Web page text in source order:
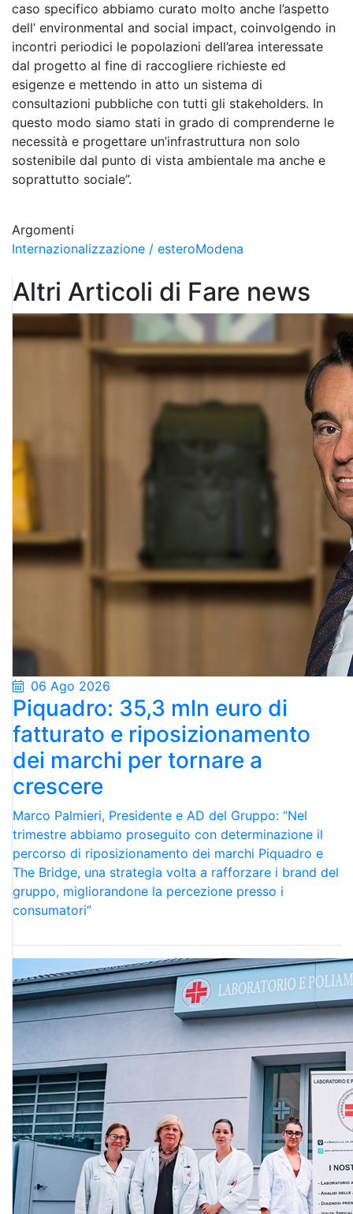
caso specifico abbiamo curato molto anche l’aspetto
dell’ environmental and social impact, coinvolgendo in
incontri periodici le popolazioni dell’area interessate
dal progetto al fine di raccogliere richieste ed
esigenze e mettendo in atto un sistema di
consultazioni pubbliche con tutti gli stakeholders. In
questo modo siamo stati in grado di comprenderne le
necessità e progettare un’infrastruttura non solo
sostenibile dal punto di vista ambientale ma anche e
soprattutto sociale”.
Argomenti
Internazionalizzazione / esteroModena
Altri Articoli di Fare news
06 Ago 2026
Piquadro: 35,3 mln euro di
fatturato e riposizionamento
dei marchi per tornare a
crescere
Marco Palmieri, Presidente e AD del Gruppo: “Nel
trimestre abbiamo proseguito con determinazione il
percorso di riposizionamento dei marchi Piquadro e
The Bridge, una strategia volta a rafforzare i brand del
gruppo, migliorandone la percezione presso i
consumatori”